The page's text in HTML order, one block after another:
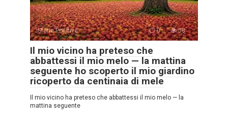
Storie Positive 0 58
Il mio vicino ha preteso che
abbattessi il mio melo — la mattina
seguente ho scoperto il mio giardino
ricoperto da centinaia di mele
Il mio vicino ha preteso che abbattessi il mio melo — la
mattina seguente